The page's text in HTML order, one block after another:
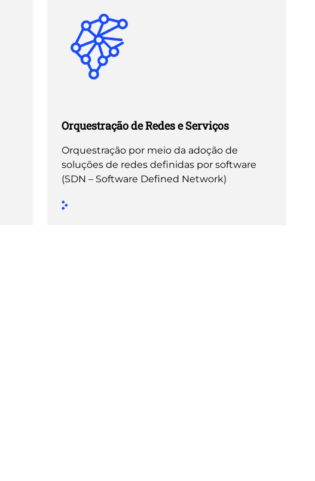
Orquestração de Redes e Serviços
Orquestração por meio da adoção de
soluções de redes definidas por software
(SDN – Software Defined Network)